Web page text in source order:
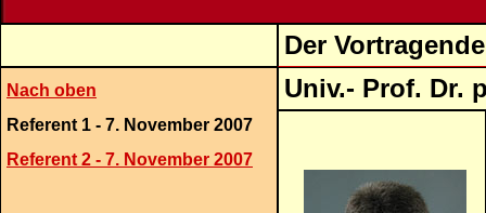
Der
Nach oben
Referent 1 - 7. November 2007
Referent 2 - 7. November 2007
Univ.- Prof. Dr.